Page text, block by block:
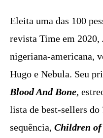
Eleita uma das 100
revista Time em 2020,
nigeriana-americana,
Hugo e Nebula. Seu
Blood And Bone,
lista de best-sellers do
sequência, Children of